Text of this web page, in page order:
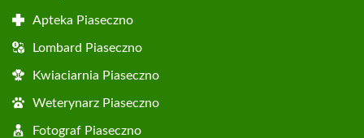
Apteka Piaseczno
Lombard Piaseczno
Kwiaciarnia Piaseczno
Weterynarz Piaseczno
Fotograf Piaseczno